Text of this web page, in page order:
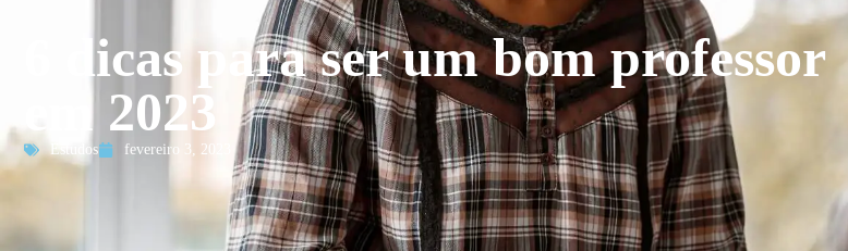
6 dicas para ser um bom professor
em 2023
Estudos fevereiro 3, 2023